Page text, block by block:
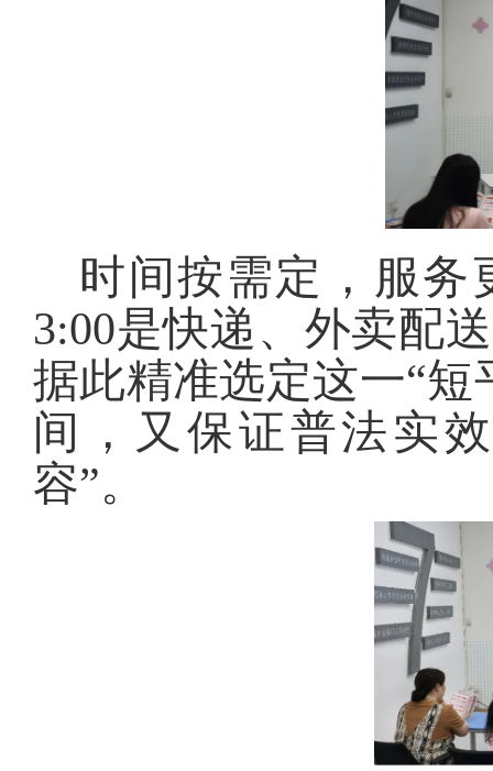
时间按需定，服
3:00是快递、外卖配
据此精准选定这一“
间，又保证普法实
容”。